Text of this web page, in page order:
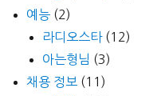
예능 (2)
라디오스타(12)
아는형님 (3)
채용 정보 (11)